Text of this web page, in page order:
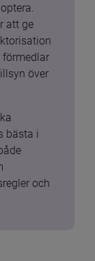
att ge
över
bästa i
och